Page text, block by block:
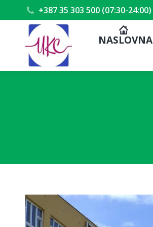
+387 35 303 500 (07:30-24:00)
NASLOVNA